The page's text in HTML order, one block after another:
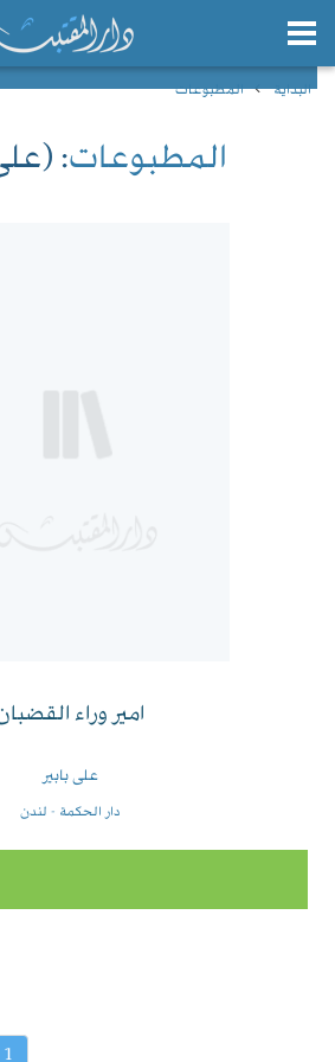
البداية المطبوعات
المطبوعات:
امير وراء
على بابير
دار الحكمة - لندن
1